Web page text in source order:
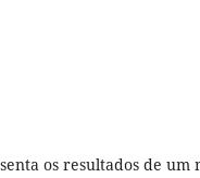
os resultados de um